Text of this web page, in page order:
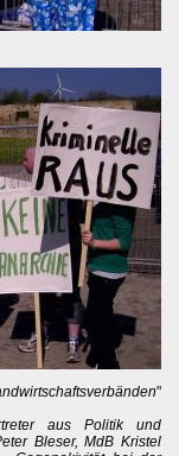
"
aus Politik und
Bleser, MdB Kristel